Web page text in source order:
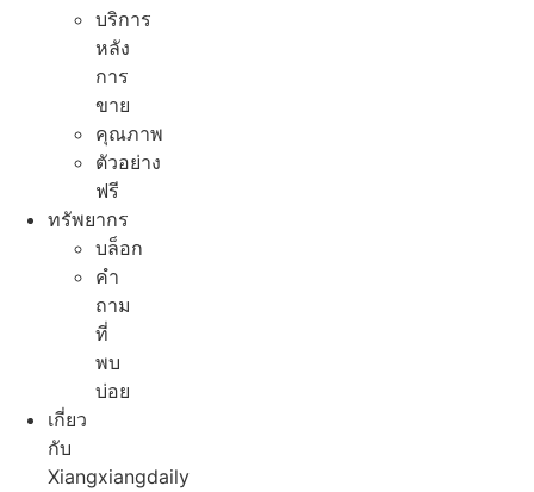
บริการ
หลัง
การ
ขาย
คุณภาพ
ตัวอย่าง
ฟรี
ทรัพยากร
บล็อก
คํา
ถาม
ที่
พบ
บ่อย
เกี่ยว
กับ
Xiangxiangdaily